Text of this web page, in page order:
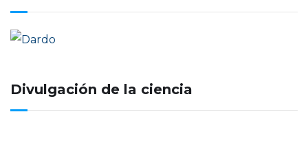
Divulgación de la ciencia